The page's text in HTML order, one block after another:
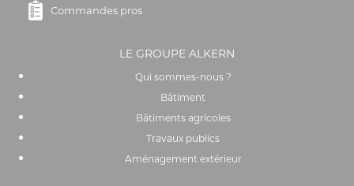
Commandes pros
LE GROUPE ALKERN
Qui sommes-nous ?
Bâtiment
Bâtiments agricoles
Travaux publics
Aménagement extérieur